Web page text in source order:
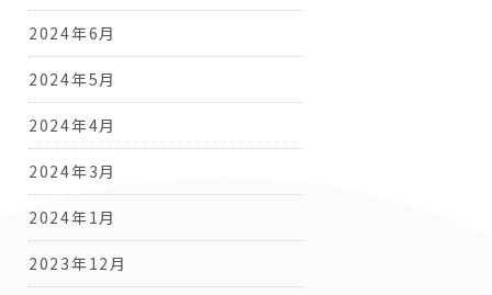
2024年6月
2024年5月
2024年4月
2024年3月
2024年1月
2023年12月